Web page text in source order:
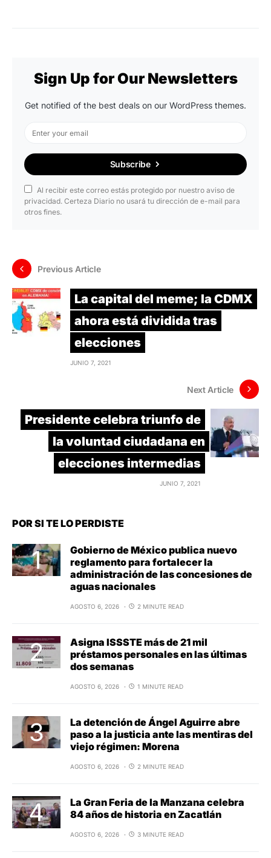
Sign Up for Our Newsletters
Get notified of the best deals on our WordPress themes.
Subscribe
Al recibir este correo estás protegido por nuestro aviso de
privacidad. Certeza Diario no usará tu dirección de e-mail para
otros fines.
Previous Article
La capital del meme; la CDMX
ahora está dividida tras
elecciones
JUNIO 7, 2021
Next Article
Presidente celebra triunfo de
la voluntad ciudadana en
elecciones intermedias
JUNIO 7, 2021
POR SI TE LO PERDISTE
Gobierno de México publica nuevo
reglamento para fortalecer la
administración de las concesiones de
aguas nacionales
AGOSTO 6, 2026 2 MINUTE READ
Asigna ISSSTE más de 21 mil
préstamos personales en las últimas
dos semanas
AGOSTO 6, 2026 1 MINUTE READ
La detención de Ángel Aguirre abre
paso a la justicia ante las mentiras del
viejo régimen: Morena
AGOSTO 6, 2026 2 MINUTE READ
La Gran Feria de la Manzana celebra
84 años de historia en Zacatlán
AGOSTO 6, 2026 3 MINUTE READ